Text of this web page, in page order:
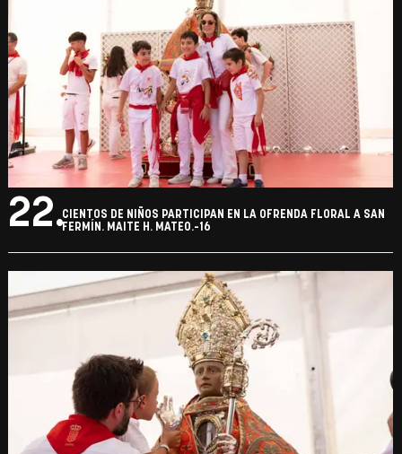
22.CIENTOS DE NIÑOS PARTICIPAN EN LA OFRENDA FLORAL A SAN
FERMÍN. MAITE H. MATEO.-16